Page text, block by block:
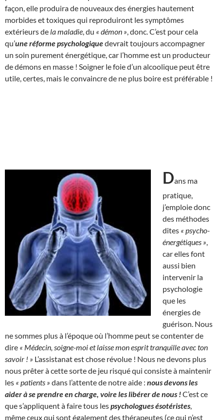
façon, elle produira de nouveaux des énergies hautement
morbides et toxiques qui reproduiront les symptômes
extérieurs de la maladie , du « démon » , donc. C’est pour cela
qu’une réforme psychologiquedevrait toujours accompagner
un soin purement énergétique, car l’homme est un producteur
de démons en masse ! Soigner le foie d’un alcoolique peut être
utile, certes, mais le convaincre de ne plus boire est préférable !
Dans ma
pratique,
j’emploie donc
des méthodes
dites « psycho-
énergétiques »
car elles font
aussi bien
intervenir la
psychologie
que les
énergies de
guérison. Nous
ne sommes plus à l’époque où l’homme peut se contenter de
dire « Médecin, soigne-moi et laisse mon esprit tranquille avec ton
savoir ! » L’assistanat est chose révolue ! Nous ne devons plus
nous prêter à cette sorte de jeu risqué qui consiste à maintenir
les « patients » dans l’attente de notre aide : nous devons les
aider à se prendre en charge, voire les libérer de nous !C’est ce
que s’appliquent à faire tous lespsychologues ésotéristes
même ceux qui sont également des thérapeutes (ce qui n’est